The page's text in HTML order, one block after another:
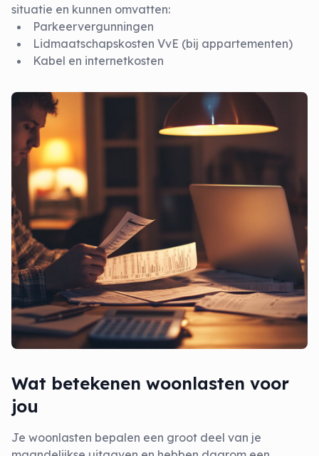
situatie en kunnen omvatten:
Parkeervergunningen
Lidmaatschapskosten VvE (bij appartementen)
Kabel en internetkosten
Wat betekenen woonlasten voor
jou
Je woonlasten bepalen een groot deel van je